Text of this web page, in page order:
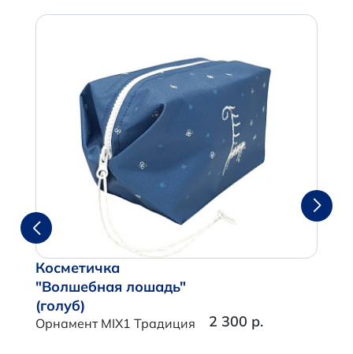
Косметичка
"Волшебная лошадь"
(голуб)
Орнамент MIX1 Традиция 2 300 р.